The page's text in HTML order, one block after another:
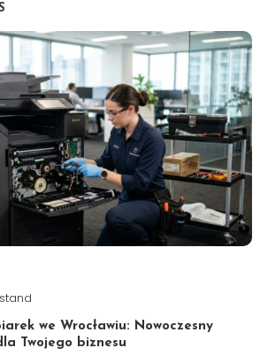
we Wrocławiu: Nowoczesny
Twojego biznesu